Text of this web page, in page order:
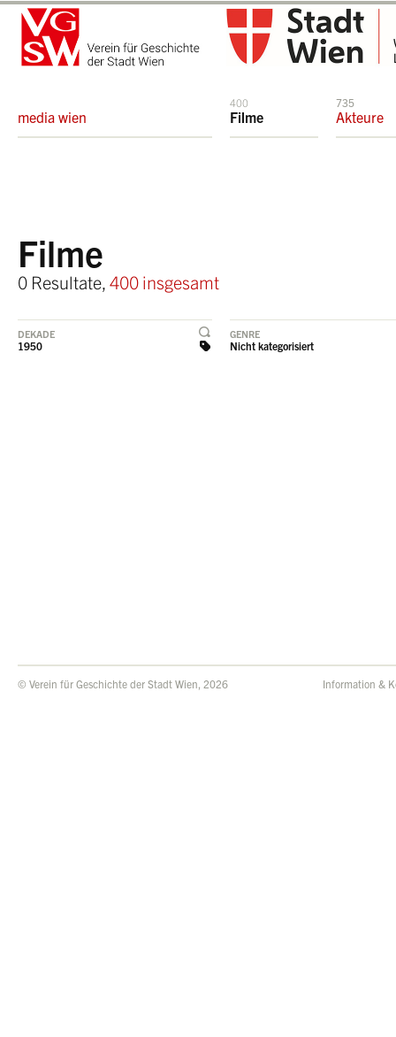
media wien
400
Filme
735
Akteure
Filme
0 Resultate, 400 insgesamt
DEKADE
1950
GENRE
Nicht kategorisiert
© Verein für Geschichte der Stadt Wien, 2026 Information &